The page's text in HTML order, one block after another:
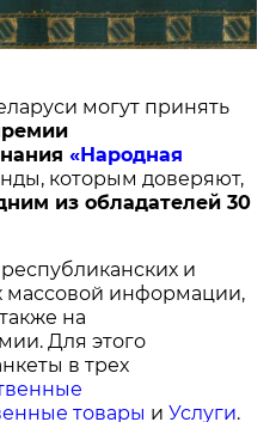
могут принять
ремии
«Народная
которым доверяют,
из обладателей 30
и
массовой информации,
на
Для этого
в трех
товары иУслуги.